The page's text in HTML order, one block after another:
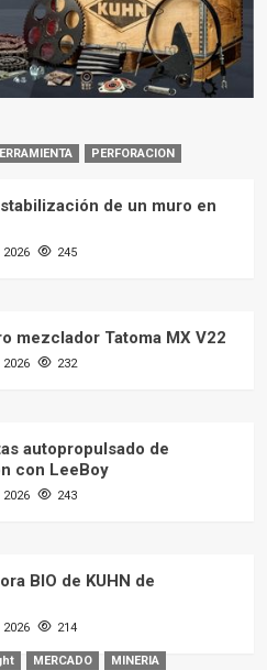
PERFORACION
de un muro en
245
mezclador Tatoma MX V22
232
autopropulsado de
con LeeBoy
243
BIO de KUHN de
214
MERCADO MINERIA